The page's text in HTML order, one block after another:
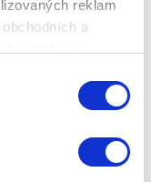
reklam
a
průměr 24 cm,
a náhradu
kvalitního kovu
než Zepter